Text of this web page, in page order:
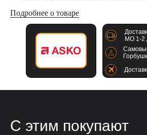
Подробнее о товаре
МО 1-2
С этим покупают